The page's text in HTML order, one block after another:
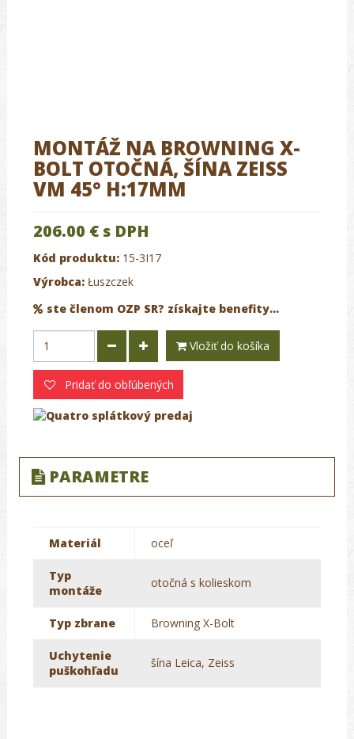
MONTÁŽ NA BROWNING X-
BOLT OTOČNÁ, ŠÍNA ZEISS
VM 45° H:17MM
206.00 € s DPH
Kód produktu: 15-3I17
Výrobca: Łuszczek
ste členom OZP SR? získajte benefity...
Vložiť do košíka
Pridať do obľúbených
PARAMETRE
Materiál oceľ
Typ
montáže
otočná s kolieskom
Typ zbrane Browning X-Bolt
Uchytenie
puškohľadu
šína Leica, Zeiss